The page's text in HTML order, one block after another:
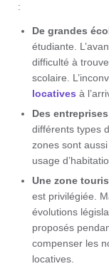
:
De grandes
étudiante.
difficulté à
scolaire.
locatives à
Des
différents types
zones sont
usage
Une zone
est privilégiée.
évolutions
proposés
compenser les
locatives.